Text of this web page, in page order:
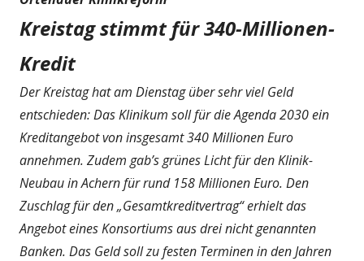
Kreistag stimmt für 340-Millionen-
Kredit
Der Kreistag hat am Dienstag über sehr viel Geld
entschieden: Das Klinikum soll für die Agenda 2030 ein
Kreditangebot von insgesamt 340 Millionen Euro
annehmen. Zudem gab’s grünes Licht für den Klinik-
Neubau in Achern für rund 158 Millionen Euro. Den
Zuschlag für den „Gesamtkreditvertrag“ erhielt das
Angebot eines Konsortiums aus drei nicht genannten
Banken. Das Geld soll zu festen Terminen in den Jahren